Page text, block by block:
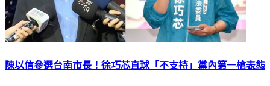
陳以信參選台南市長！徐巧芯直球「不支持」黨內第一槍表態